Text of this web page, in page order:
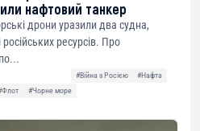
нафтовий танкер
дрони уразили два судна,
російських ресурсів. Про
#Війна з Росією
#Нафта
#Чорне море